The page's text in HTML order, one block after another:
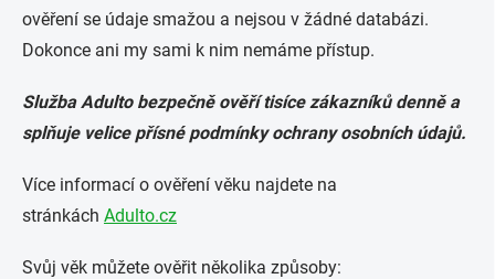
ověření se údaje smažou a nejsou v žádné databázi.
Dokonce ani my sami k nim nemáme přístup.
Služba Adulto bezpečně ověří tisíce zákazníků denně a
splňuje velice přísné podmínky ochrany osobních údajů.
Více informací o ověření věku najdete na
stránkách Adulto.cz
Svůj věk můžete ověřit několika způsoby: